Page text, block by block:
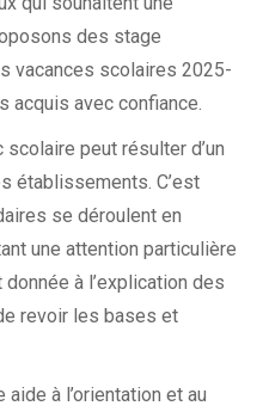
des stage
vacances scolaires 2025-
acquis avec confiance.
scolaire peut résulter d’un
établissements. C’est
se déroulent en
une attention particulière
à l’explication des
revoir les bases et
à l’orientation et au